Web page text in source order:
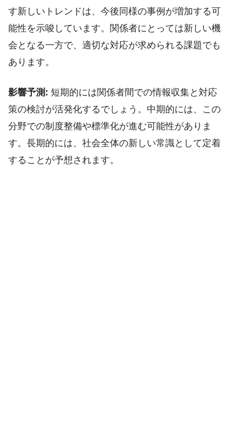
す新しいトレンドは、今後同様の事例が増加する可
能性を示唆しています。関係者にとっては新しい機
会となる一方で、適切な対応が求められる課題でも
あります。
影響予測: 短期的には関係者間での情報収集と対応
策の検討が活発化するでしょう。中期的には、この
分野での制度整備や標準化が進む可能性がありま
す。長期的には、社会全体の新しい常識として定着
することが予想されます。